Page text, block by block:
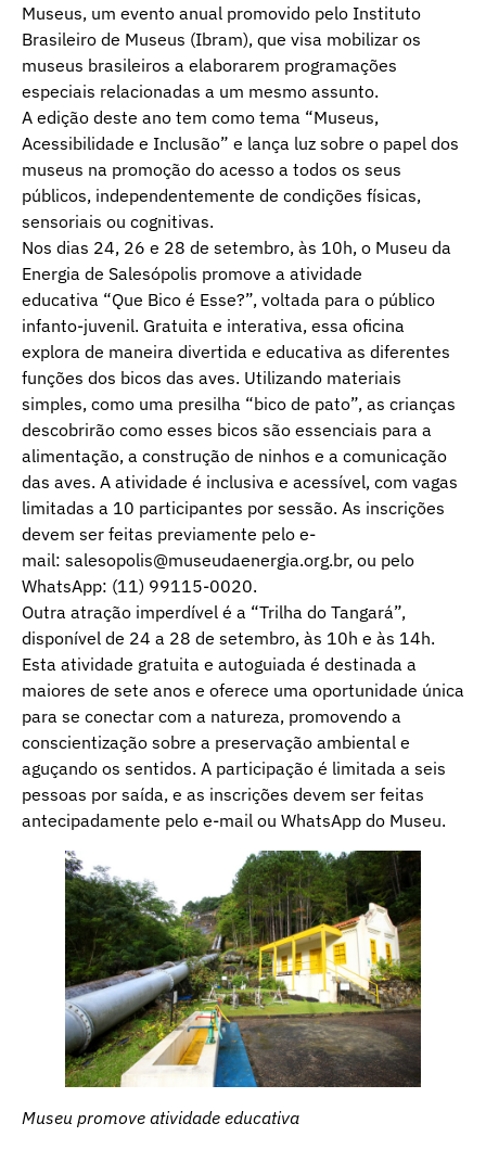
Museus, um evento anual promovido pelo Instituto
Brasileiro de Museus (Ibram), que visa mobilizar os
museus brasileiros a elaborarem programações
especiais relacionadas a um mesmo assunto.
A edição deste ano tem como tema “Museus,
Acessibilidade e Inclusão” e lança luz sobre o papel dos
museus na promoção do acesso a todos os seus
públicos, independentemente de condições físicas,
sensoriais ou cognitivas.
Nos dias 24, 26 e 28 de setembro, às 10h, o Museu da
Energia de Salesópolis promove a atividade
educativa “Que Bico é Esse?”, voltada para o público
infanto-juvenil. Gratuita e interativa, essa oficina
explora de maneira divertida e educativa as diferentes
funções dos bicos das aves. Utilizando materiais
simples, como uma presilha “bico de pato”, as crianças
descobrirão como esses bicos são essenciais para a
alimentação, a construção de ninhos e a comunicação
das aves. A atividade é inclusiva e acessível, com vagas
limitadas a 10 participantes por sessão. As inscrições
devem ser feitas previamente pelo e-
mail: salesopolis@museudaenergia.org.br, ou pelo
WhatsApp: (11) 99115-0020.
Outra atração imperdível é a “Trilha do Tangará”,
disponível de 24 a 28 de setembro, às 10h e às 14h.
Esta atividade gratuita e autoguiada é destinada a
maiores de sete anos e oferece uma oportunidade única
para se conectar com a natureza, promovendo a
conscientização sobre a preservação ambiental e
aguçando os sentidos. A participação é limitada a seis
pessoas por saída, e as inscrições devem ser feitas
antecipadamente pelo e-mail ou WhatsApp do Museu.
Museu promove atividade educativa